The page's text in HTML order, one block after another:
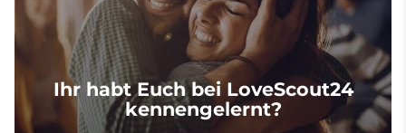
Ihr habt Euch bei LoveScout24
kennengelernt?